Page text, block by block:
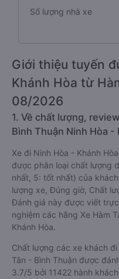
Số lượng nhà xe
Giới thiệu tuyến
Khánh Hòa từ
08/2026
1. Về chất lượng,
Bình Thuận Ninh Hòa -
Xe đi Ninh Hòa - Khánh
được phân loại chất lượng
nhất, 5: tốt nhất) của
lượng xe, Đúng giờ, Chất
Đánh giá này được viết
nghiệm các hãng Xe Hàm
Khánh Hòa.
Chất lượng các xe khách
Tân - Bình Thuận được
3.7/5 bởi 11422 hành